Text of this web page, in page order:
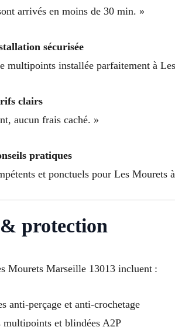
arrivés en moins de 30 min. »
sécurisée
multipoints installée parfaitement à
clairs
aucun frais caché. »
pratiques
et ponctuels pour Les Mourets
protection
Mourets Marseille 13013 incluent :
anti-perçage et anti-crochetage
multipoints et blindées A2P